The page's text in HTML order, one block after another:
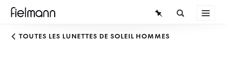
LUNETTES
TOUTES LES LUNETTES DE SOLEIL HOMMES